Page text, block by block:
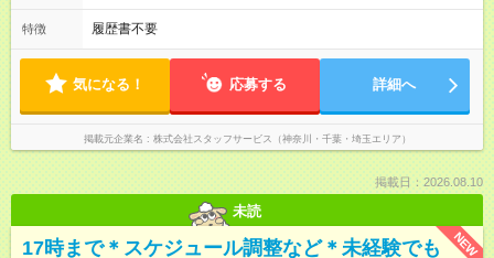
特徴 履歴書不要
気になる！ 応募する 詳細へ
掲載元企業名 株式会社スタッフサービス（神奈川・千葉・埼玉エリア）
掲載日：2026.08.10
未読
NEW
17時まで＊スケジュール調整など＊未経験でも